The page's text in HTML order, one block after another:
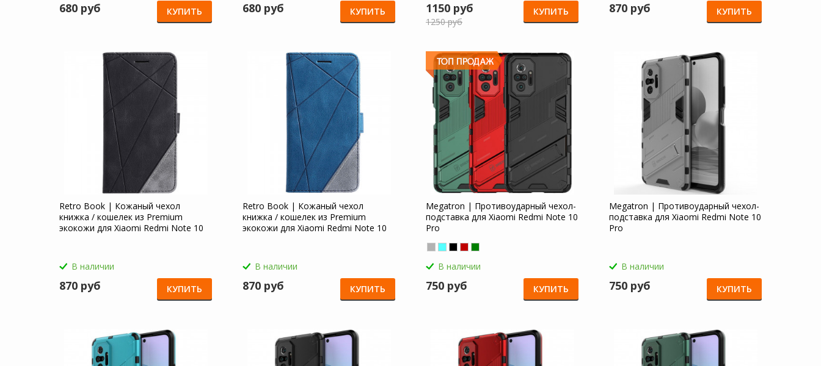
680 руб КУПИТЬ 680 руб КУПИТЬ 1150 руб
1250 руб
КУПИТЬ 870 руб КУПИТЬ
Retro Book | Кожаный чехол
книжка / кошелек из Premium
экокожи для Xiaomi Redmi Note 10
В наличии
870 руб КУПИТЬ
Retro Book | Кожаный чехол
книжка / кошелек из Premium
экокожи для Xiaomi Redmi Note 10
В наличии
870 руб КУПИТЬ
Megatron | Противоударный чехол-
подставка для Xiaomi Redmi Note 10
Pro
В наличии
750 руб КУПИТЬ
Megatron | Противоударный чехол-
подставка для Xiaomi Redmi Note 10
Pro
В наличии
750 руб КУПИТЬ